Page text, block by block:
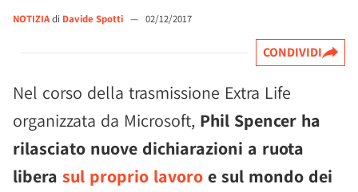
NOTIZIAdi Davide Spotti — 02/12/2017
CONDIVIDI
Nel corso della trasmissione Extra Life
organizzata da Microsoft, Phil Spencer ha
rilasciato nuove dichiarazioni a ruota
libera sul proprio lavoro e sul mondo dei